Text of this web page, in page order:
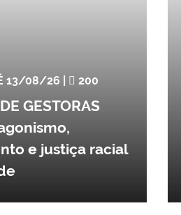
13/08/26 | 200
GESTORAS
e justiça racial